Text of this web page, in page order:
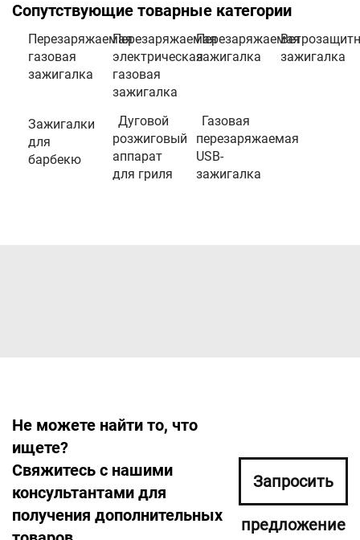
Сопутствующие товарные категории
Перезаряжаемая
газовая
зажигалка
Перезаряжаемая
электрическая
газовая
зажигалка
Перезаряжаемая
зажигалка
зажигалка
Зажигалки
для
барбекю
Дуговой
розжиговый
аппарат
для гриля
Газовая
перезаряжаемая
USB-
зажигалка
Не можете найти то, что
ищете?
Свяжитесь с нашими
консультантами для
получения дополнительных
Запросить
предложение